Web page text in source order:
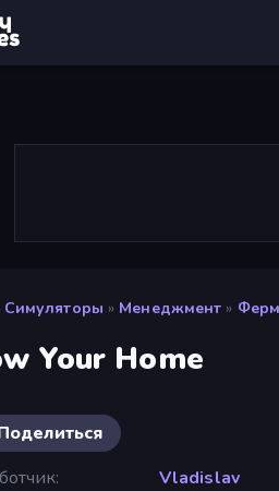
Симуляторы » Менеджмент »
Your Home
Vladislav